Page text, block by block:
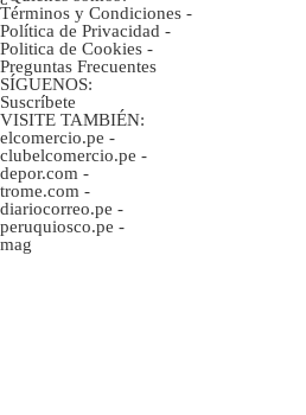
Términos y Condiciones -
Política de Privacidad -
Politica de Cookies -
Preguntas Frecuentes
SÍGUENOS:
Suscríbete
VISITE TAMBIÉN:
elcomercio.pe -
clubelcomercio.pe -
depor.com -
trome.com -
diariocorreo.pe -
peruquiosco.pe -
mag